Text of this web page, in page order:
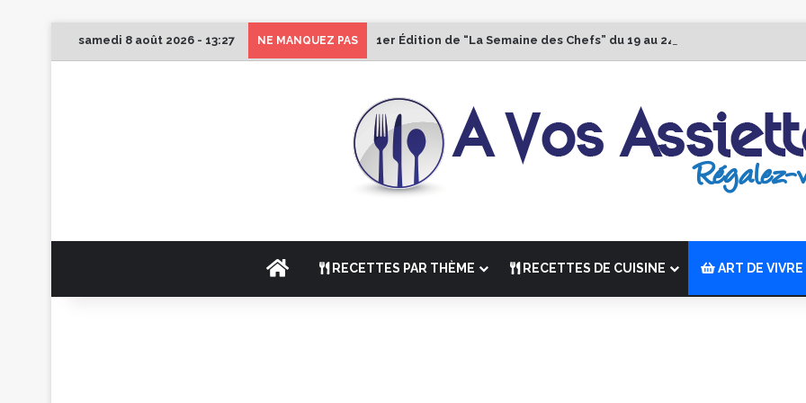
samedi 8 août 2026 - 13:27 NE MANQUEZ PAS 1er Édition de “La Semaine des Chefs” du 19 au 24 octobre 2026
ACCUEILRECETTES PAR THÈME RECETTES DE CUISINE ART DE VIVRE